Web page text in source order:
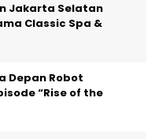
Jakarta Selatan
Classic Spa &
Depan Robot
“Rise of the